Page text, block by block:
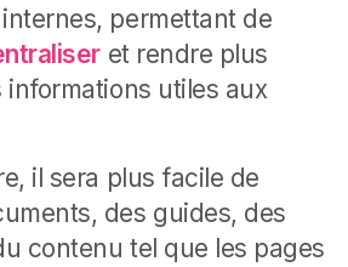
permettant de
et rendre plus
informations utiles aux
il sera plus facile de
des guides, des
contenu tel que les pages